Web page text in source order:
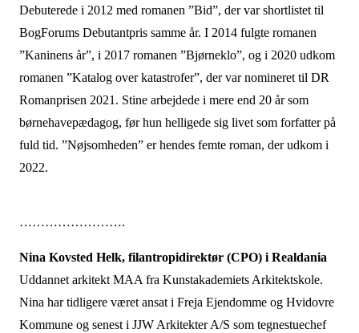
Debuterede i 2012 med romanen ”Bid”, der var shortlistet til
BogForums Debutantpris samme år. I 2014 fulgte romanen
”Kaninens år”, i 2017 romanen ”Bjørneklo”, og i 2020 udkom
romanen ”Katalog over katastrofer”, der var nomineret til DR
Romanprisen 2021. Stine arbejdede i mere end 20 år som
børnehavepædagog, før hun helligede sig livet som forfatter på
fuld tid. ”Nøjsomheden” er hendes femte roman, der udkom i
2022.
…………………….
Nina Kovsted Helk, filantropidirektør (CPO) i Realdania
Uddannet arkitekt MAA fra Kunstakademiets Arkitektskole.
Nina har tidligere været ansat i Freja Ejendomme og Hvidovre
Kommune og senest i JJW Arkitekter A/S som tegnestuechef